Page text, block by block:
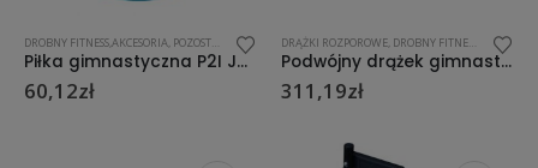
DROBNY FITNESS,AKCESORIA, POZOSTAŁE SIŁOWNIA/FITNESS
Piłka gimnastyczna P2I JOGA BALL NIEBIESKA 65 CM
60,12zł
DRĄŻKI ROZPOROWE, DROBNY FITNESS,AKCESORIA
Podwójny drążek gimnastyczny Hudora Fabian plac zabaw (64002)
311,19zł